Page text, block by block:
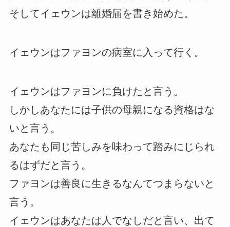
そしてイェウンは離婚届を書き始めた。
イェウンはファヨンの病室に入って行く。
イェウンはファヨンに負けたと言う。
しかしあなたには子供の母親になる資格はな
いと言う。
あなたも同じ苦しみを味わって踏みにじられ
るはずだと言う。
ファヨンは善良に生きるなんてつまらないと
言う。
イェウンはあなたは人でなしだと言い、出て